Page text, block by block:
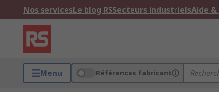
Nos servicesLe blog RSSecteurs industrielsAide
Menu Références fabricant